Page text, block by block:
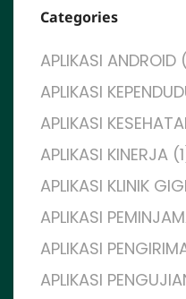
Categories
APLIKASI ANDROID
APLIKASI
APLIKASI
APLIKASI KINERJA
APLIKASI KLINIK
APLIKASI
APLIKASI
APLIKASI